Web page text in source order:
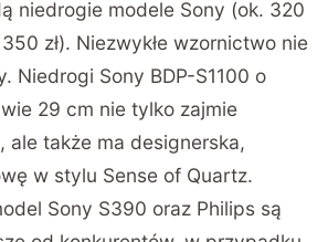
niedrogie modele Sony (ok. 320
zł). Niezwykłe wzornictwo nie
Niedrogi Sony BDP-S1100 o
29 cm nie tylko zajmie
ale także ma designerska,
w stylu Sense of Quartz.
Sony S390 oraz Philips są